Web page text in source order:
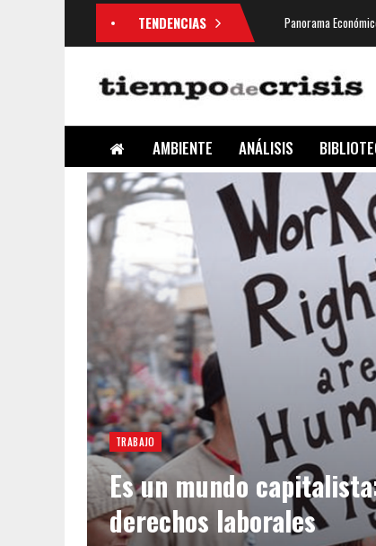
TENDENCIAS Panorama
AMBIENTE ANÁLISIS
TRABAJO
Es un mundo
derechos laborales